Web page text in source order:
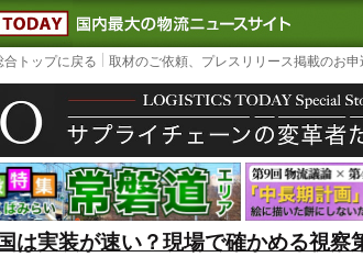
LOGISTICS TODAY｜国内最大の物
トップに戻る 取材のご依頼、プレスリリース掲載のお申
は実装が速い？現場で確かめる視察